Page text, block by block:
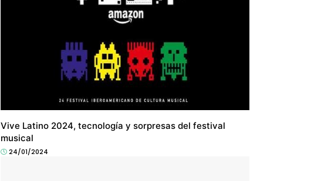
Vive Latino 2024, tecnología y sorpresas del festival
musical
24/01/2024